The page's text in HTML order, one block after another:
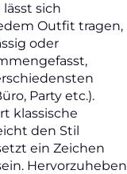
sich
Outfit tragen,
oder
Party etc.).
klassische
den Stil
ein Zeichen
Hervorzuheben